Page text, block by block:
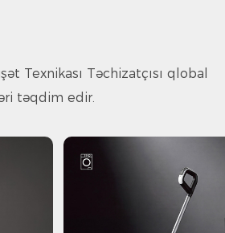
Texnikası Təchizatçısı qlobal
təqdim edir.